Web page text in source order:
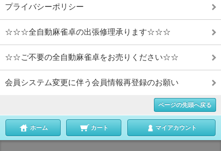
プライバシーポリシー
☆☆☆全自動麻雀卓の出張修理承ります☆☆☆
☆☆ご不要の全自動麻雀卓をお売りください☆☆
会員システム変更に伴う会員情報再登録のお願い
ページの先頭へ戻る
ホーム カート マイアカウント